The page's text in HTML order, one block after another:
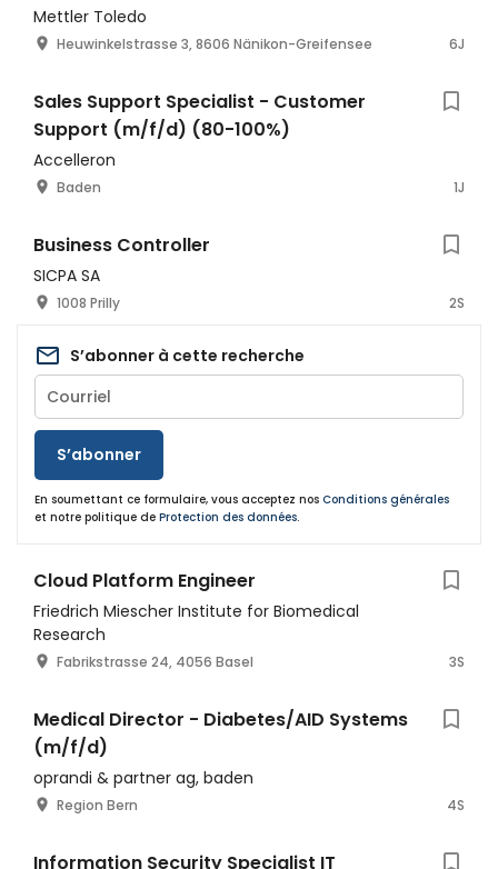
Mettler Toledo
Heuwinkelstrasse 3, 8606 Nänikon-Greifensee 6J
Sales Support Specialist - Customer
Support (m/f/d) (80-100%)
Accelleron
Baden 1J
Business Controller
SICPA SA
1008 Prilly 2S
S’abonner à cette recherche
S’abonner
En soumettant ce formulaire, vous acceptez nos Conditions générales
et notre politique de Protection des données.
Cloud Platform Engineer
Friedrich Miescher Institute for Biomedical
Research
Fabrikstrasse 24, 4056 Basel 3S
Medical Director - Diabetes/AID Systems
(m/f/d)
oprandi & partner ag, baden
Region Bern 4S
Information Security Specialist IT